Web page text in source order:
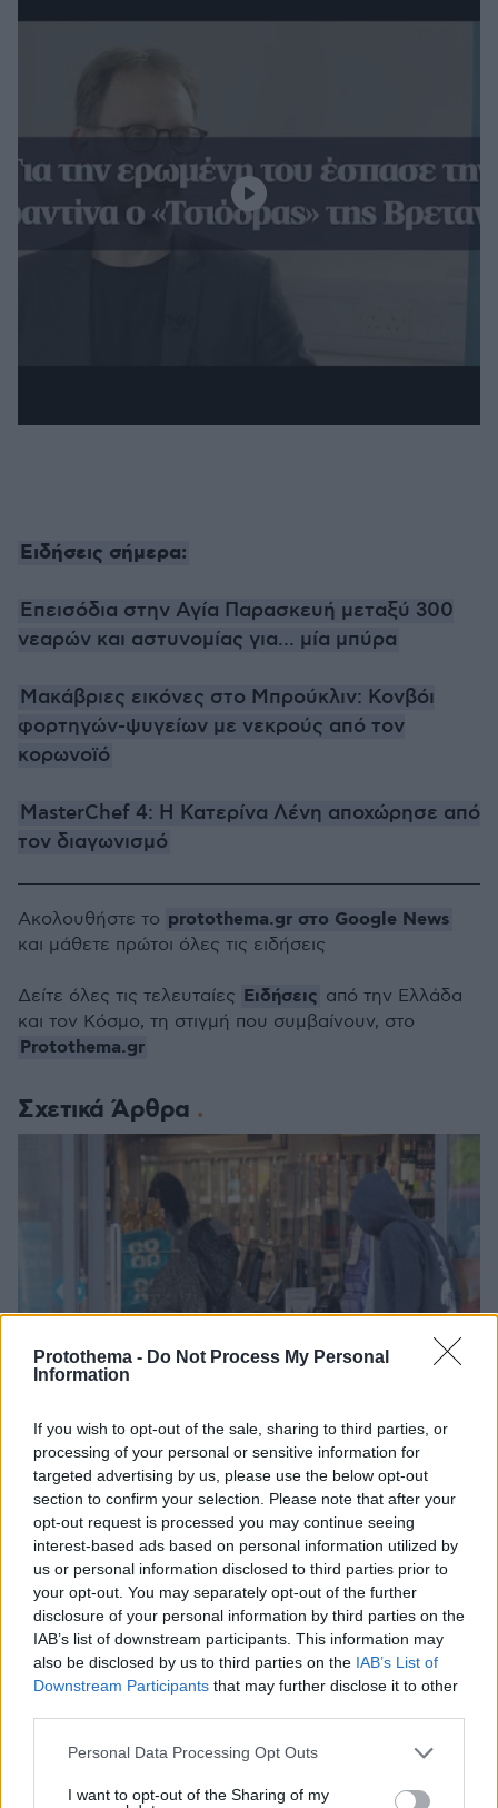
Protothema - Do Not Process My Personal
Information
If you wish to opt-out of the sale, sharing to third parties, or
processing of your personal or sensitive information for
targeted advertising by us, please use the below opt-out
section to confirm your selection. Please note that after your
opt-out request is processed you may continue seeing
interest-based ads based on personal information utilized by
us or personal information disclosed to third parties prior to
your opt-out. You may separately opt-out of the further
disclosure of your personal information by third parties on the
IAB’s list of downstream participants. This information may
also be disclosed by us to third parties on the IAB’s List of
Downstream Participants that may further disclose it to other
Please note that this website/app uses one or more Google
not limited to your visit or usage behaviour. You may click to
Personal Data Processing Opt Outs
I want to opt-out of the Sharing of my
Ειδήσεις σήμερα:
Επεισόδια στην Αγία Παρασκευή μεταξύ 300
νεαρών και αστυνομίας για... μία μπύρα
Μακάβριες εικόνες στο Μπρούκλιν: Κονβόι
φορτηγών-ψυγείων με νεκρούς από τον
κορωνοϊό
MasterChef 4: Η Κατερίνα Λένη αποχώρησε από
τον διαγωνισμό
Σχετικά Άρθρα
Χαλάρωση των μέτρων στη Βρετανία: Θα αφορά τους
εξωτερικούς χώρους
05.05.2020, 18:40
Ακολουθήστε το protothema.gr στο Google News
και μάθετε πρώτοι όλες τις ειδήσεις
Δείτε όλες τις τελευταίες Ειδήσεις από την Ελλάδα
και τον Κόσμο, τη στιγμή που συμβαίνουν, στο
Protothema.gr